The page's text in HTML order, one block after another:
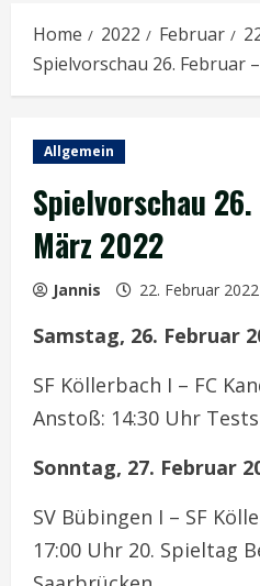
Home 2022 Februar
Spielvorschau 26. Februar
Allgemein
Spielvorschau
März 2022
Jannis 22. Februar 2022
Samstag, 26. Februar
SF Köllerbach I – FC
Anstoß: 14:30 Uhr
Sonntag, 27. Februar
SV Bübingen I – SF
17:00 Uhr 20. Spieltag